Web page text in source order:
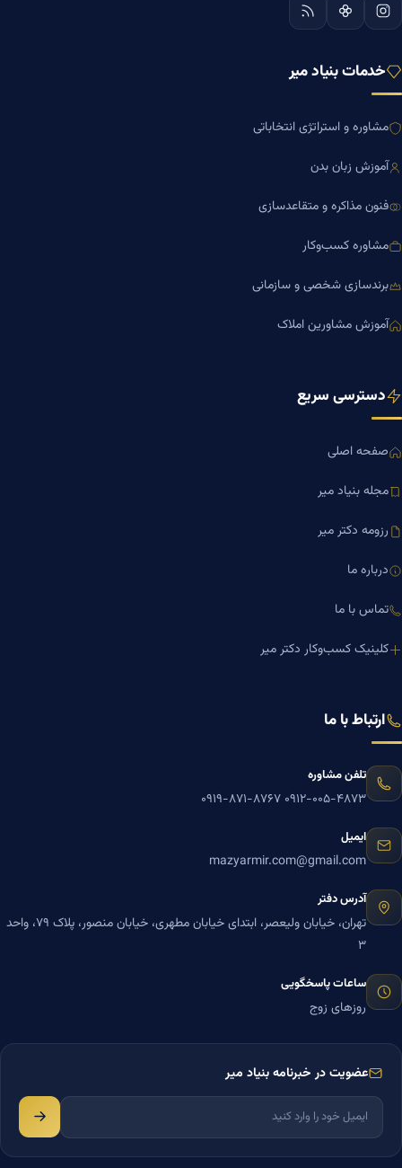
خدمات بنیاد میر
مشاوره و استراتژی انتخاباتی
آموزش زبان بدن
فنون مذاکره و متقاعدسازی
مشاوره کسب‌وکار
برندسازی شخصی و سازمانی
آموزش مشاورین املاک
دسترسی سریع
صفحه اصلی
مجله بنیاد میر
رزومه دکتر میر
درباره ما
تماس با ما
کلینیک کسب‌وکار دکتر میر
ارتباط با ما
تلفن مشاوره
۰۹۱۲-۰۰۵-۴۸۷۳ ۰۹۱۹-۸۷۱-۸۷۶۷
ایمیل
mazyarmir.com@gmail.com
آدرس دفتر
تهران، خیابان ولیعصر، ابتدای خیابان مطهری، خیابان منصور، پلاک ۷۹، واحد
۳
ساعات پاسخگویی
روزهای زوج
عضویت در خبرنامه بنیاد میر